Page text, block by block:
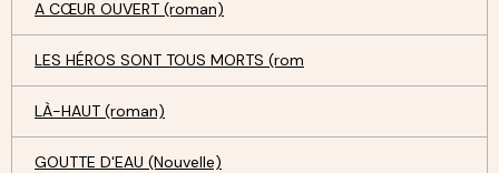
A CŒUR OUVERT (roman)
LES HÉROS SONT TOUS MORTS (rom
LÀ-HAUT (roman)
GOUTTE D'EAU (Nouvelle)